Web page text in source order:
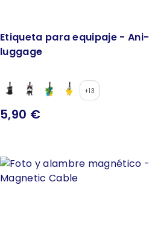
Etiqueta para equipaje - Ani-
luggage
+13
5,90 €